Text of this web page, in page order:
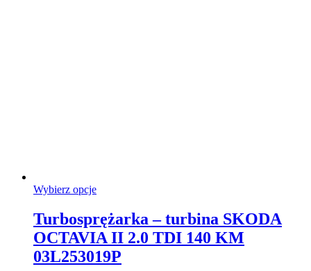
Wybierz opcjeTen
wiele
wariantów.
Opcje
można
Turbosprężarka – turbina SKODA
OCTAVIA II 2.0 TDI 140 KM
03L253019P